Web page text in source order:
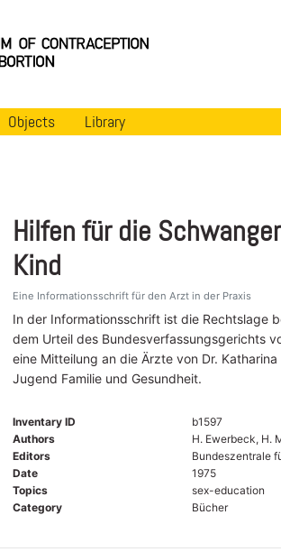
Objects Library
Hilfen für die
Kind
Eine Informationsschrift für den Arzt in der Praxis
In der Informationsschrift ist die Rechtslage
dem Urteil des Bundesverfassungsgerichts
eine Mitteilung an die Ärzte von Dr.
Jugend Familie und Gesundheit.
Inventary ID
b1597
Authors
H. Ewerbeck, H.
Editors
Bundeszentrale
Date
1975
Topics
sex-education
Category
Bücher